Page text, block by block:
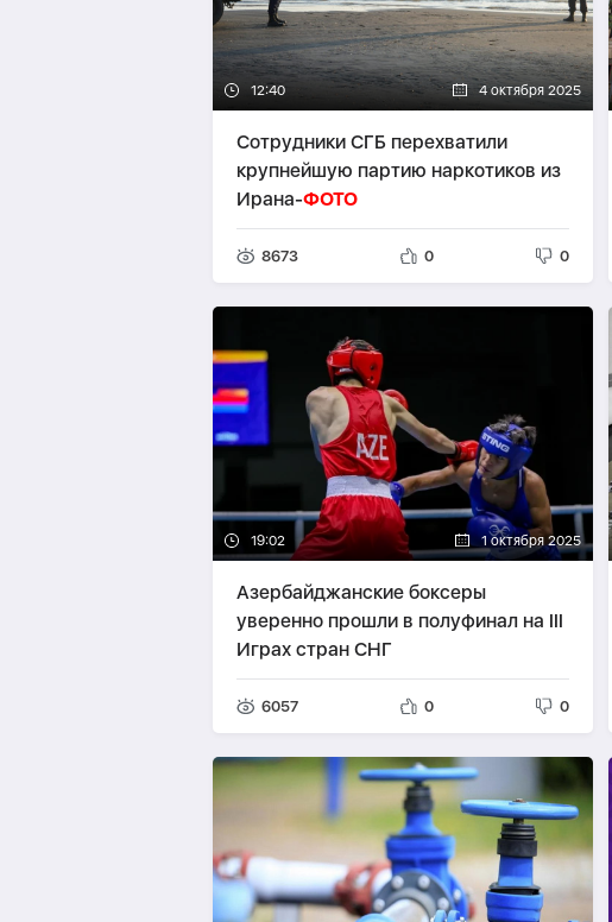
12:40 4 октября 2025
Сотрудники СГБ перехватили
крупнейшую партию наркотиков из
Ирана-ФОТО
8673 0 0
19:02 1 октября 2025
Азербайджанские боксеры
уверенно прошли в полуфинал на III
Играх стран СНГ
6057 0 0